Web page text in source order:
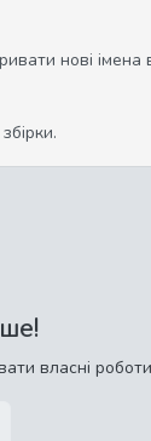
нові
власні